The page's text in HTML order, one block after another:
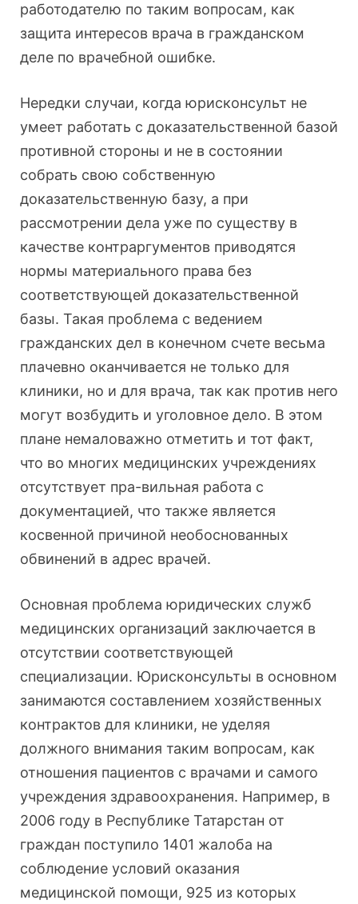
работодателю по таким вопросам, как
защита интересов врача в гражданском
деле по врачебной ошибке.
Нередки случаи, когда юрисконсульт не
умеет работать с доказательственной базой
противной стороны и не в состоянии
собрать свою собственную
доказательственную базу, а при
рассмотрении дела уже по существу в
качестве контраргументов приводятся
нормы материального права без
соответствующей доказательственной
базы. Такая проблема с ведением
гражданских дел в конечном счете весьма
плачевно оканчивается не только для
клиники, но и для врача, так как против него
могут возбудить и уголовное дело. В этом
плане немаловажно отметить и тот факт,
что во многих медицинских учреждениях
отсутствует пра-вильная работа с
документацией, что также является
косвенной причиной необоснованных
обвинений в адрес врачей.
Основная проблема юридических служб
медицинских организаций заключается в
отсутствии соответствующей
специализации. Юрисконсульты в основном
занимаются составлением хозяйственных
контрактов для клиники, не уделяя
должного внимания таким вопросам, как
отношения пациентов с врачами и самого
учреждения здравоохранения. Например, в
2006 году в Республике Татарстан от
граждан поступило 1401 жалоба на
соблюдение условий оказания
медицинской помощи, 925 из которых